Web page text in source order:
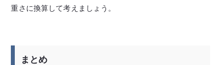
重さに換算して考えましょう。
まとめ